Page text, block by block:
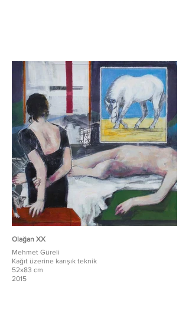
Olağan XX
Mehmet Güreli
Kağıt üzerine karışık teknik
52x83 cm
2015